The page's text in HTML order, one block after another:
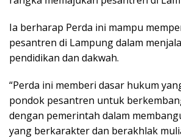
Ia berharap Perda ini mampu
pesantren di Lampung dalam
pendidikan dan dakwah.
“Perda ini memberi dasar hukum
pondok pesantren untuk
dengan pemerintah dalam
yang berkarakter dan berakhlak